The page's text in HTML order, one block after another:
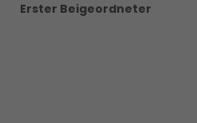
Erster Beigeordneter